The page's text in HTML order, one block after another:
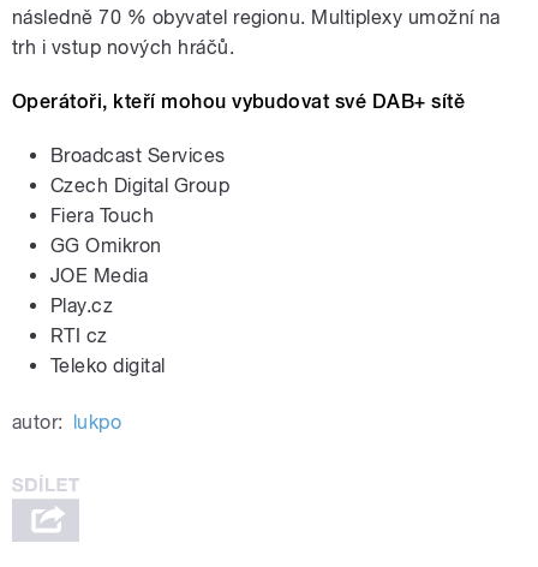
následně 70 % obyvatel regionu. Multiplexy umožní na
trh i vstup nových hráčů.
Operátoři, kteří mohou vybudovat své DAB+ sítě
Broadcast Services
Czech Digital Group
Fiera Touch
GG Omikron
JOE Media
Play.cz
RTI cz
Teleko digital
autor: lukpo